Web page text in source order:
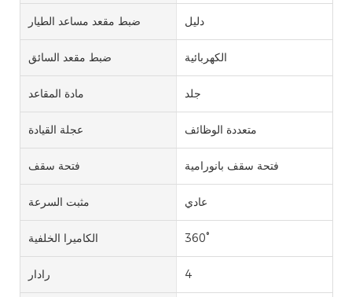
ضبط مقعد مساعد الطيار دليل
ضبط مقعد السائق الكهربائية
مادة المقاعد جلد
عجلة القيادة متعددة الوظائف
فتحة سقف فتحة سقف بانورامية
مثبت السرعة عادي
الكاميرا الخلفية 360°
رادار 4